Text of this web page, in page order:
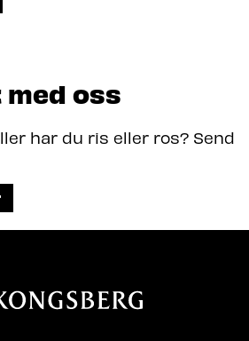
oss
har du ris eller ros? Send